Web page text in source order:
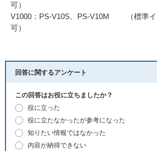
可）
V1000：PS-V10S、PS-V10M （標準イ
可）
回答に関するアンケート
この回答はお役に立ちましたか？
役に立った
役に立たなかったが参考になった
知りたい情報ではなかった
内容が納得できない